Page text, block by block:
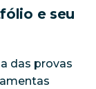
e seu
das provas